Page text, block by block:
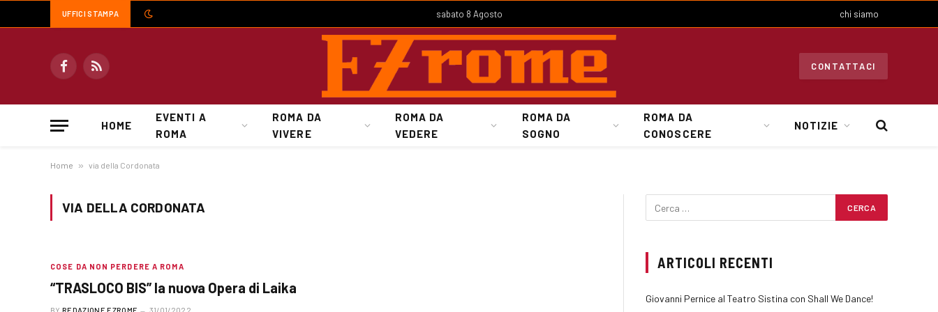
UFFICI STAMPA sabato 8 Agosto chi siamo
FacebookRSS
CONTATTACI
HOME
EVENTI A
ROMA
ROMA DA
VIVERE
ROMA DA
VEDERE
ROMA DA
SOGNO
ROMA DA
CONOSCERE
NOTIZIE
Home » via della Cordonata
VIA DELLA CORDONATA
COSE DA NON PERDERE A ROMA
“TRASLOCO BIS” la nuova Opera di Laika
ARTICOLI RECENTI
Giovanni Pernice al Teatro Sistina con Shall We Dance!